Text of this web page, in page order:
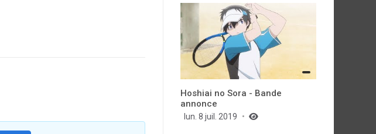
Hoshiai no Sora - Bande
annonce
lun. 8 juil. 2019